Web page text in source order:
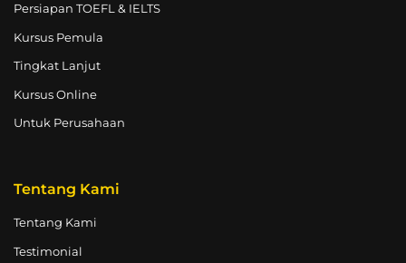
Persiapan TOEFL & IELTS
Kursus Pemula
Tingkat Lanjut
Kursus Online
Untuk Perusahaan
Tentang Kami
Tentang Kami
Testimonial